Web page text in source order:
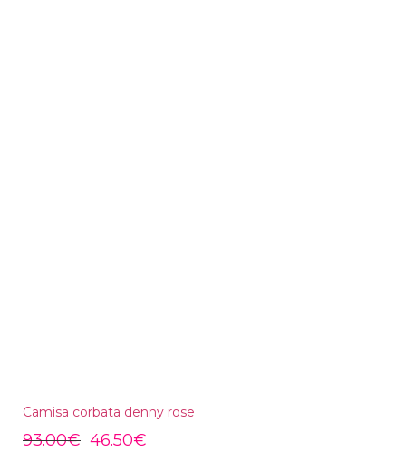
Camisa corbata denny rose
93.00€ 46.50€